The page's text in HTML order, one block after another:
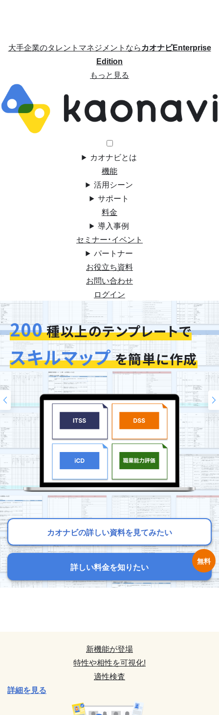
大手企業のタレントマネジメントならカオナビEnterprise
Edition
もっと見る
カオナビとは
機能
活用シーン
サポート
料金
導入事例
セミナー・イベント
パートナー
お役立ち資料
お問い合わせ
ログイン
カオナビの詳しい資料を見てみたい
詳しい料金を知りたい
200
スキルマップ
カオナビの詳しい資料を見てみたい
詳しい料金を知りたい
今お使いの評価シートを
そのまま再現
カオナビの詳しい資料を見てみたい
詳しい料金を知りたい
新機能が登場
特性や相性を可視化!
適性検査
詳細を見る